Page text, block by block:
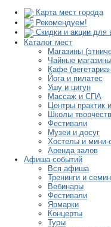
Карта мест города
Рекомендуем!
Скидки и акции для
Каталог мест
Магазины
Чайные
Кафе
Йога и пилатес
Ушу и цигун
Массаж и СПА
Центры практик
Школы
Фестивали
Музеи и досуг
Хостелы и мини-
Аренда залов
Афиша событий
Вся афиша
Тренинги и
Вебинары
Фестивали
Ярмарки
Концерты
Туры